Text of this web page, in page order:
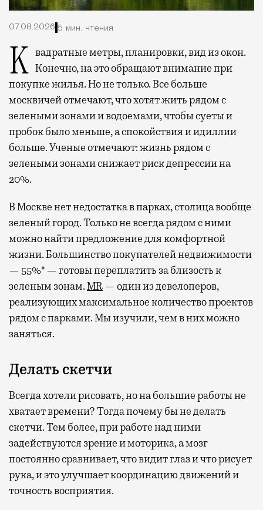
07.08.2026 5 мин. чтения
Квадратные метры, планировки, вид из окон. Конечно, на это обращают внимание при
покупке жилья. Но не только. Все больше
москвичей отмечают, что хотят жить рядом с
зелеными зонами и водоемами, чтобы суеты и
пробок было меньше, а спокойствия и идиллии
больше. Ученые отмечают: жизнь рядом с
зелеными зонами снижает риск депрессии на
20%.
В Москве нет недостатка в парках, столица вообще
зеленый город. Только не всегда рядом с ними
можно найти предложение для комфортной
жизни. Большинство покупателей недвижимости
— 55%* — готовы переплатить за близость к
зеленым зонам.MR — один из девелоперов,
реализующих максимальное количество проектов
рядом с парками. Мы изучили, чем в них можно
заняться.
Делать скетчи
Всегда хотели рисовать, но на большие работы не
хватает времени? Тогда почему бы не делать
скетчи. Тем более, при работе над ними
задействуются зрение и моторика, а мозг
постоянно сравнивает, что видит глаз и что рисует
рука, и это улучшает координацию движений и
точность восприятия.